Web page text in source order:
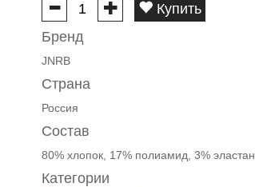
Купить
Бренд
JNRB
Страна
Россия
Состав
80% хлопок, 17% полиамид, 3% эластан
Категории